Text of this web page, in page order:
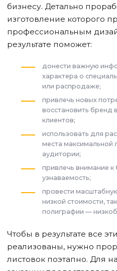
бизнесу. Детально
изготовление которого
профессиональным
результате поможет:
донести важную
характера о
или распродаже;
привлечь новых
восстановить бренд
клиентов;
использовать для
места максимальной
аудитории;
привлечь внимание к
узнаваемость;
провести
низкой стоимости,
полиграфии —
Чтобы в результате все
реализованы, нужно
листовок поэтапно. Для